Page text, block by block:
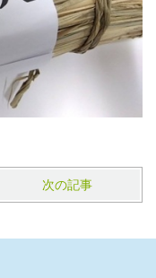
次の記事